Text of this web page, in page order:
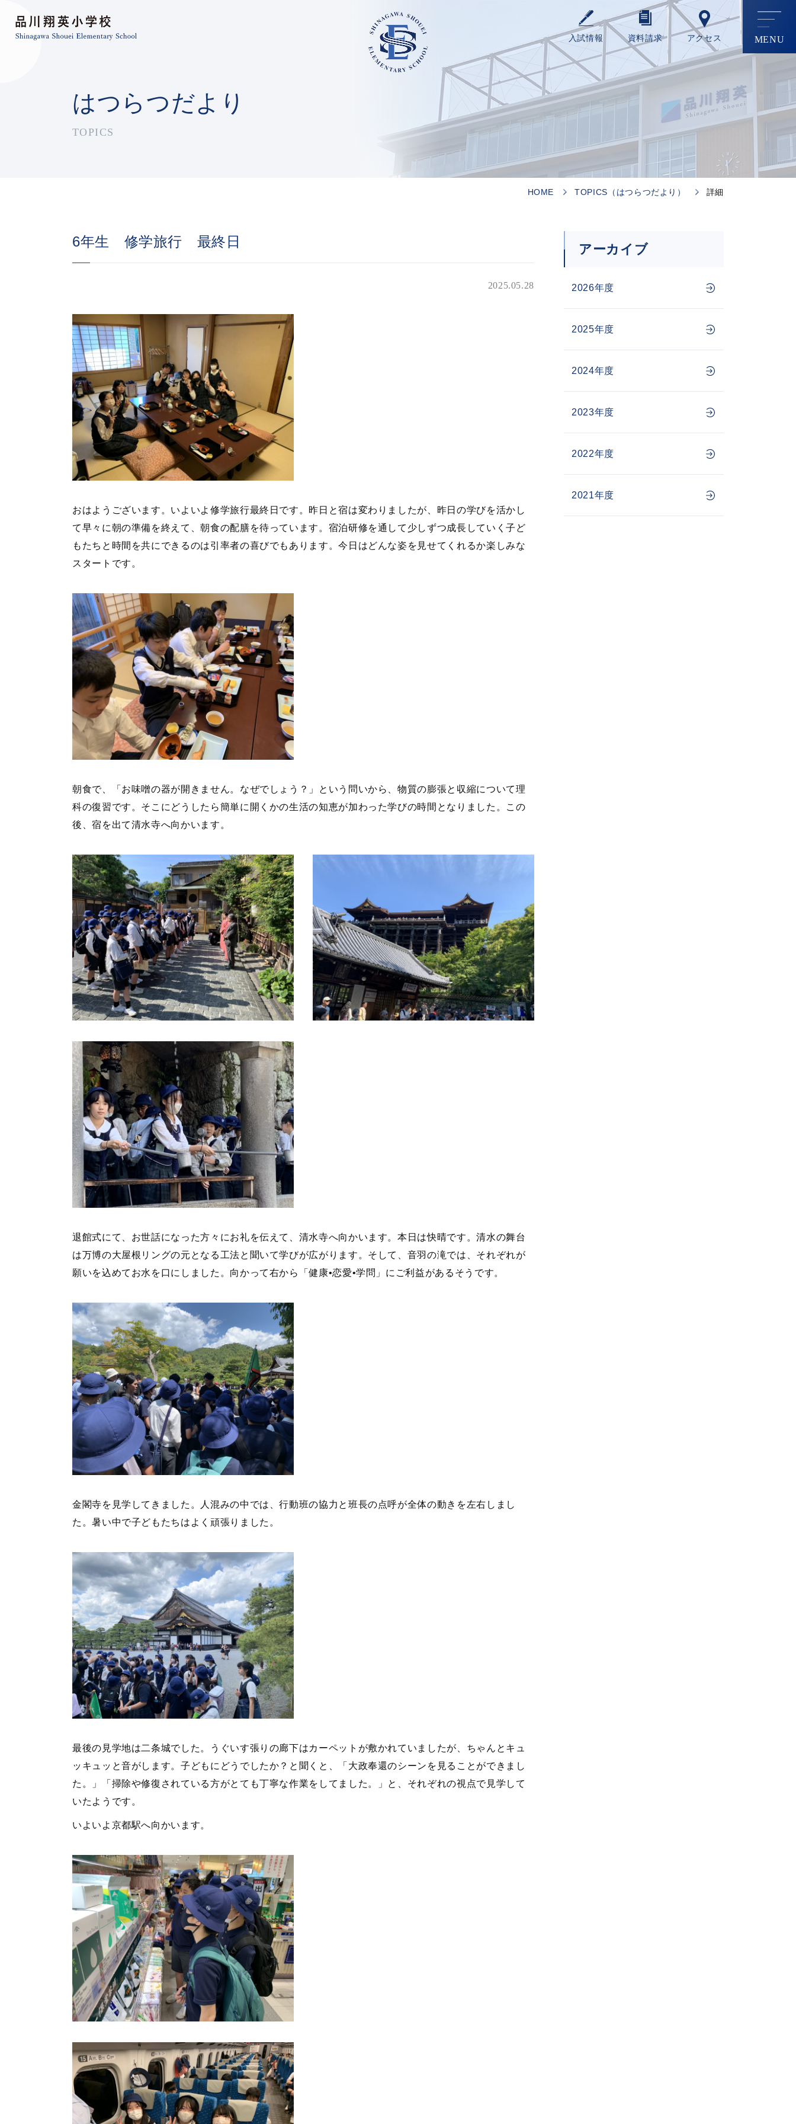
⼊試情報 資料請求 アクセス
はつらつだより
TOPICS
HOME TOPICS（はつらつだより） 詳細
6年生 修学旅行 最終日
2025.05.28
おはようございます。いよいよ修学旅行最終日です。昨日と宿は変わりましたが、昨日の学びを活かし
て早々に朝の準備を終えて、朝食の配膳を待っています。宿泊研修を通して少しずつ成長していく子ど
もたちと時間を共にできるのは引率者の喜びでもあります。今日はどんな姿を見せてくれるか楽しみな
スタートです。
朝食で、「お味噌の器が開きません。なぜでしょう？」という問いから、物質の膨張と収縮について理
科の復習です。そこにどうしたら簡単に開くかの生活の知恵が加わった学びの時間となりました。この
後、宿を出て清水寺へ向かいます。
退館式にて、お世話になった方々にお礼を伝えて、清水寺へ向かいます。本日は快晴です。清水の舞台
は万博の大屋根リングの元となる工法と聞いて学びが広がります。そして、音羽の滝では、それぞれが
願いを込めてお水を口にしました。向かって右から「健康•恋愛•学問」にご利益があるそうです。
金閣寺を見学してきました。人混みの中では、行動班の協力と班長の点呼が全体の動きを左右しまし
た。暑い中で子どもたちはよく頑張りました。
最後の見学地は二条城でした。うぐいす張りの廊下はカーペットが敷かれていましたが、ちゃんとキュ
ッキュッと音がします。子どもにどうでしたか？と聞くと、「大政奉還のシーンを見ることができまし
た。」「掃除や修復されている方がとても丁寧な作業をしてました。」と、それぞれの視点で見学して
いたようです。
いよいよ京都駅へ向かいます。
アーカイブ
2026年度
2025年度
2024年度
2023年度
2022年度
2021年度